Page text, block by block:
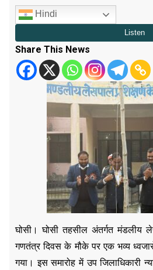
Hindi
Share This News
घोसी। घोसी तहसील अंतर्गत मंडलीय
गणतंत्र दिवस के मौके पर एक भव्य
गया। इस समारोह में उप जिलाधिकारी